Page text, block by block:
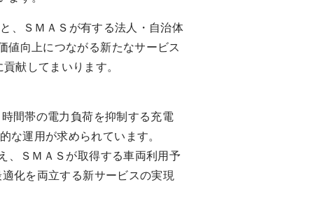
、ＳＭＡＳが有する法人・自治体
値向上につながる新たなサービス
献してまいります。
間帯の電力負荷を抑制する充電
な運用が求められています。
、ＳＭＡＳが取得する車両利用予
化を両立する新サービスの実現